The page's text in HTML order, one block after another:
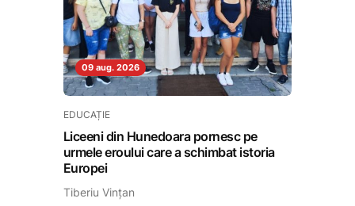
09 aug. 2026
EDUCAȚIE
Liceeni din Hunedoara pornesc pe
urmele eroului care a schimbat istoria
Europei
Tiberiu Vințan